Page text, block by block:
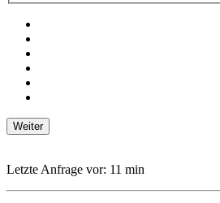
Weiter
Letzte Anfrage vor: 11 min